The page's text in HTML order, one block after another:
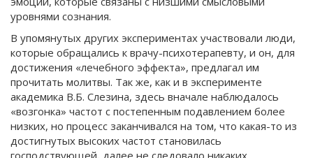
уровнями сознания.
В упомянутых других экспериментах участвовали люди,
которые обращались к врачу-психотерапевту, и он, для
достижения «лечебного эффекта», предлагал им
прочитать молитвы. Так же, как и в эксперименте
академика В.Б. Слезина, здесь вначале наблюдалось
«возгонка» частот с постепенным подавлением более
низких, но процесс заканчивался на том, что какая-то из
достигнутых высоких частот становилась
господствующей, далее не следовало никаких